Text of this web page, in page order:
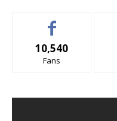
10,540
Fans